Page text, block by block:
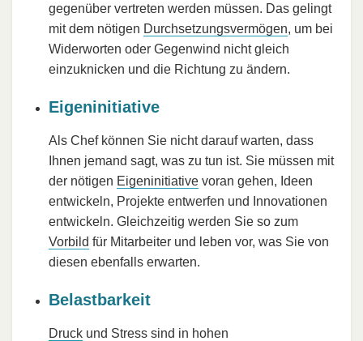
gegenüber vertreten werden müssen. Das gelingt
mit dem nötigen Durchsetzungsvermögen, um bei
Widerworten oder Gegenwind nicht gleich
einzuknicken und die Richtung zu ändern.
Eigeninitiative
Als Chef können Sie nicht darauf warten, dass
Ihnen jemand sagt, was zu tun ist. Sie müssen mit
der nötigen Eigeninitiative voran gehen, Ideen
entwickeln, Projekte entwerfen und Innovationen
entwickeln. Gleichzeitig werden Sie so zum
Vorbild für Mitarbeiter und leben vor, was Sie von
diesen ebenfalls erwarten.
Belastbarkeit
Druck und Stress sind in hohen